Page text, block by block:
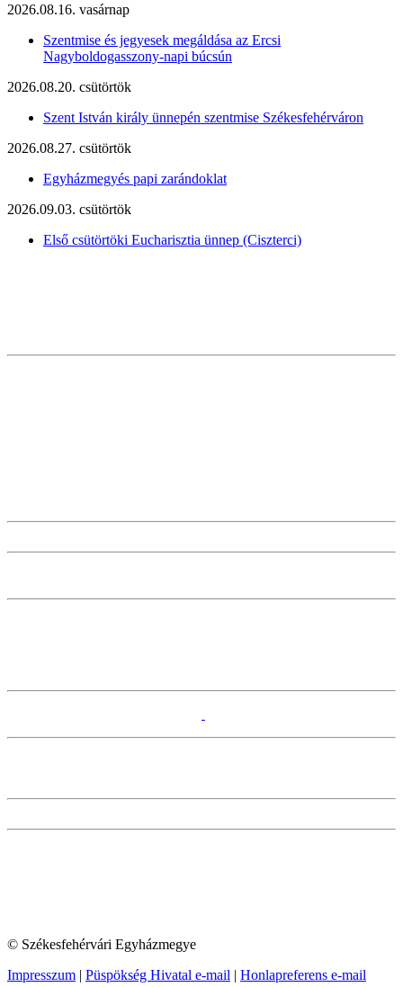
2026.08.16. vasárnap
Szentmise és jegyesek megáldása az Ercsi
Nagyboldogasszony-napi búcsún
2026.08.20. csütörtök
Szent István király ünnepén szentmise Székesfehérváron
2026.08.27. csütörtök
Egyházmegyés papi zarándoklat
2026.09.03. csütörtök
Első csütörtöki Eucharisztia ünnep (Ciszterci)
© Székesfehérvári Egyházmegye
Impresszum | Püspökség Hivatal e-mail | Honlapreferens e-mail